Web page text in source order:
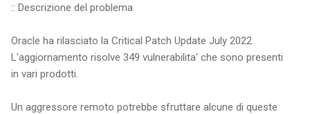
:: Descrizione del problema
Oracle ha rilasciato la Critical Patch Update July 2022.
L'aggiornamento risolve 349 vulnerabilita' che sono presenti
in vari prodotti.
Un aggressore remoto potrebbe sfruttare alcune di queste